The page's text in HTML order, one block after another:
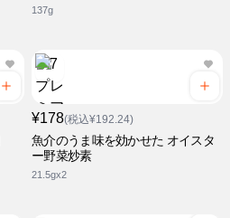
137g
¥178(税込¥192.24)
魚介のうま味を効かせた オイスタ
ー野菜炒素
21.5gx2